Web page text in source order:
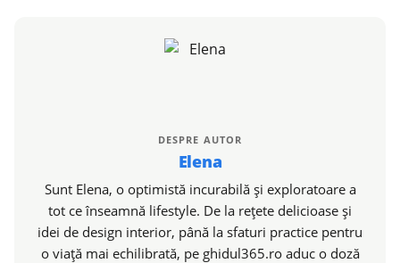
DESPRE AUTOR
Elena
Sunt Elena, o optimistă incurabilă și exploratoare a
tot ce înseamnă lifestyle. De la rețete delicioase și
idei de design interior, până la sfaturi practice pentru
o viață mai echilibrată, pe ghidul365.ro aduc o doză